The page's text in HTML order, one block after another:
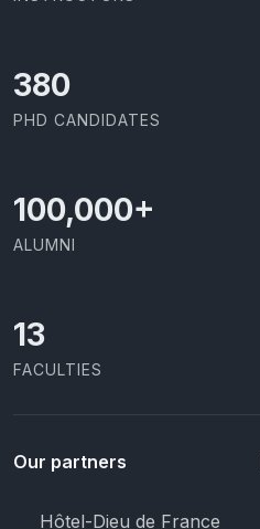
403
PHD CANDIDATES
100,000+
ALUMNI
13
FACULTIES
Our partners
Hôtel-Dieu de France